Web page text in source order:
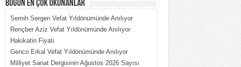
MEHMET ÇOBAN
İçerdeki Put Dışardaki Maskeler...
BUGÜN EN ÇOK OKUNANLAR
Semih Sergen Vefat Yıldönümünde Anılıyor
Rençber Aziz Vefat Yıldönümünde Anılıyor
Hakikatin Fiyatı
Genco Erkal Vefat Yıldönümünde Anılıyor
Milliyet Sanat Dergisinin Ağustos 2026 Sayısı